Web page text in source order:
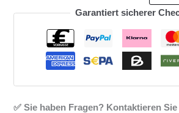
Garantiert sicherer
✅ Sie haben Fragen? Kontaktieren